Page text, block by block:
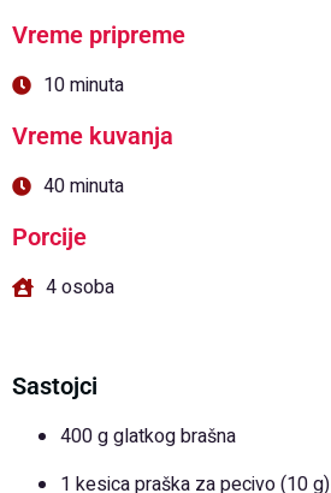
Vreme pripreme
10 minuta
Vreme kuvanja
40 minuta
Porcije
4 osoba
Sastojci
400 g glatkog brašna
1 kesica praška za pecivo (10 g)